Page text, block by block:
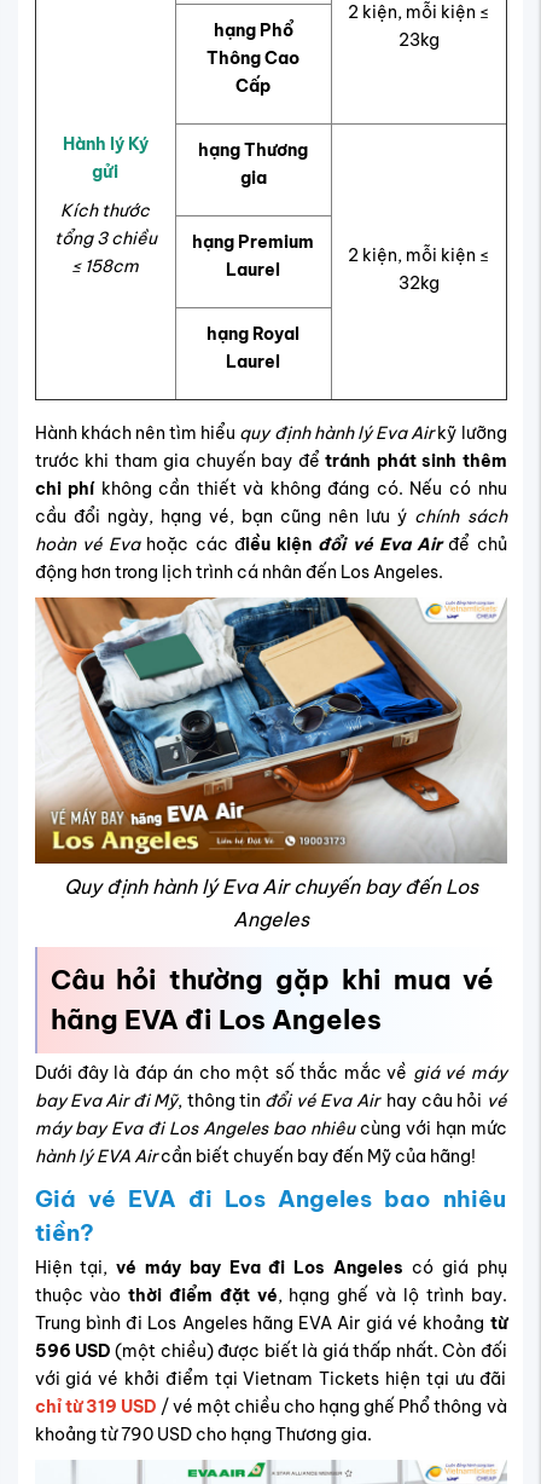
Hành lý Ký
gửi
Kích thước
tổng 3 chiều
≤ 158cm
2 kiện, mỗi kiện ≤
23kg
hạng Phổ
Thông Cao
Cấp
hạng Thương
gia
2 kiện, mỗi kiện ≤
32kg
hạng Premium
Laurel
hạng Royal
Laurel
Hành khách nên tìm hiểu quy định hành lý Eva Airkỹ lưỡng
trước khi tham gia chuyến bay để tránh phát sinh thêm
chi phí không cần thiết và không đáng có. Nếu có nhu
cầu đổi ngày, hạng vé, bạn cũng nên lưu ý chính sách
hoàn vé Evahoặc các điều kiện đổi vé Eva Airđể chủ
động hơn trong lịch trình cá nhân đến Los Angeles.
Quy định hành lý Eva Air chuyến bay đến Los
Angeles
Câu hỏi thường gặp khi mua vé
hãng EVA đi Los Angeles
Dưới đây là đáp án cho một số thắc mắc về giá vé máy
bay Eva Air đi Mỹ, thông tin đổi vé Eva Air hay câu hỏi vé
máy bay Eva đi Los Angeles bao nhiêu cùng với hạn mức
hành lý EVA Aircần biết chuyến bay đến Mỹ của hãng!
Giá vé EVA đi Los Angeles bao nhiêu
tiền?
Hiện tại,vé máy bay Eva đi Los Angeles có giá phụ
thuộc vàothời điểm đặt vé, hạng ghế và lộ trình bay.
Trung bình đi Los Angeles hãng EVA Air giá vé khoảng từ
596 USD (một chiều) được biết là giá thấp nhất. Còn đối
với giá vé khởi điểm tại Vietnam Tickets hiện tại ưu đãi
chỉ từ 319 USD / vé một chiều cho hạng ghế Phổ thông và
khoảng từ 790 USD cho hạng Thương gia.